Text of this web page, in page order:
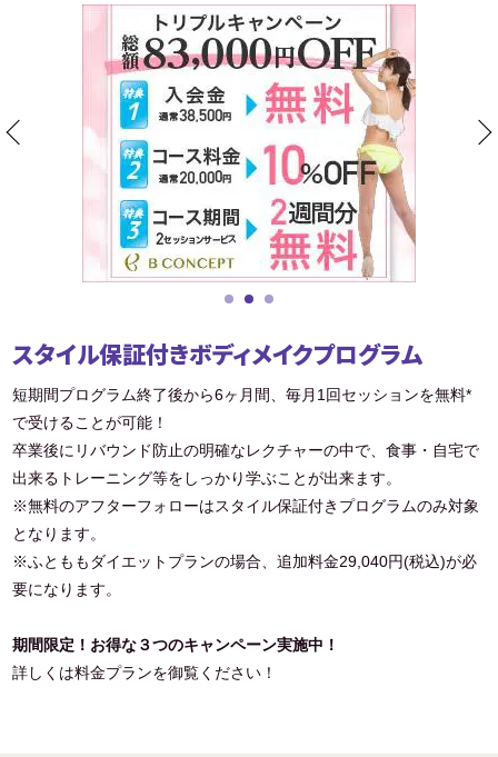
スタイル保証付きボディメイクプログラム
短期間プログラム終了後から6ヶ月間、毎月1回セッションを無料*
で受けることが可能！
卒業後にリバウンド防止の明確なレクチャーの中で、食事・自宅で
出来るトレーニング等をしっかり学ぶことが出来ます。
※無料のアフターフォローはスタイル保証付きプログラムのみ対象
となります。
※ふとももダイエットプランの場合、追加料金29,040円(税込)が必
要になります。
期間限定！お得な３つのキャンペーン実施中！
詳しくは料金プランを御覧ください！